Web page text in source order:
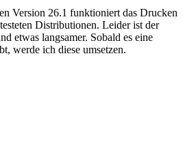
Version 26.1 funktioniert das Drucken
Distributionen. Leider ist der
etwas langsamer. Sobald es eine
werde ich diese umsetzen.